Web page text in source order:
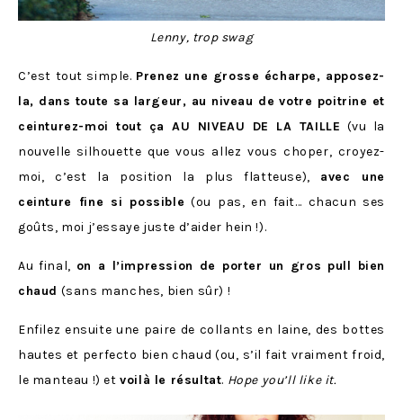
Lenny, trop swag
C’est tout simple. Prenez une grosse écharpe, apposez-
la, dans toute sa largeur, au niveau de votre poitrine et
ceinturez-moi tout ça AU NIVEAU DE LA TAILLE (vu la
nouvelle silhouette que vous allez vous choper, croyez-
moi, c’est la position la plus flatteuse), avec une
ceinture fine si possible (ou pas, en fait… chacun ses
goûts, moi j’essaye juste d’aider hein !).
Au final, on a l’impression de porter un gros pull bien
chaud (sans manches, bien sûr) !
Enfilez ensuite une paire de collants en laine, des bottes
hautes et perfecto bien chaud (ou, s’il fait vraiment froid,
le manteau !) etvoilà le résultat. Hope you’ll like it.